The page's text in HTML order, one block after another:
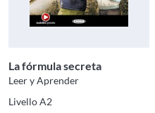
La fórmula secreta
Leer y Aprender
Livello A2